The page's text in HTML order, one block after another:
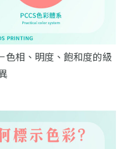
色相、明度、飽和度的級